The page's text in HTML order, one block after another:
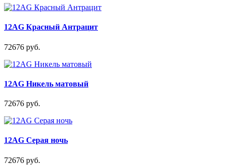
12AG Красный Антрацит
72676 руб.
12AG Никель матовый
72676 руб.
12AG Серая ночь
72676 руб.